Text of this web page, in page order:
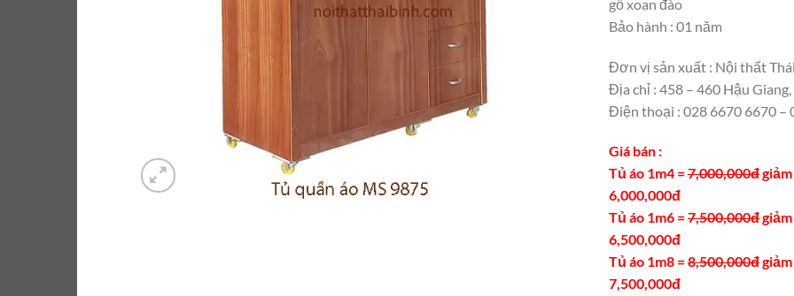
gỗ xoan đào
Bảo hành : 01 năm
Đơn vị sản xuất : Nội thất
Địa chỉ : 458 – 460 Hậu
Điện thoại : 028 6670 6670 –
Giá bán :
Tủ áo 1m4 =7,000,000đ
6,000,000đ
Tủ áo 1m6 =7,500,000đ
6,500,000đ
Tủ áo 1m8 =8,500,000đ
7,500,000đ